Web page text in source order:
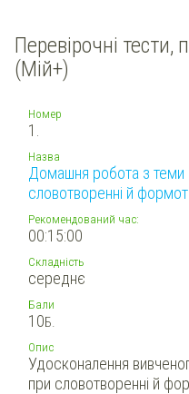
Перевірочні тести,
(Мій+)
Номер
1.
Назва
Домашня робота з теми
словотворенні й
Рекомендований час:
00:15:00
Складність
середнє
Бали
10Б.
Опис
Удосконалення
при словотворенні й